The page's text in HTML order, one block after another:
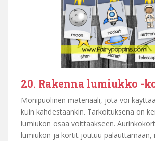
20. Rakenna lumiukko -
Monipuolinen materiaali, jota voi
kuin kahdestaankin. Tarkoituksena on
lumiukon osaa voittaakseen.
lumiukon ja kortit joutuu palauttamaan,